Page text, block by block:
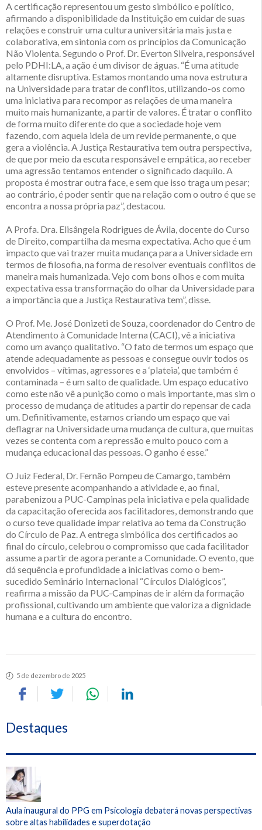
A certificação representou um gesto simbólico e político,
afirmando a disponibilidade da Instituição em cuidar de suas
relações e construir uma cultura universitária mais justa e
colaborativa, em sintonia com os princípios da Comunicação
Não Violenta. Segundo o Prof. Dr. Everton Silveira, responsável
pelo PDHI:LA, a ação é um divisor de águas. “É uma atitude
altamente disruptiva. Estamos montando uma nova estrutura
na Universidade para tratar de conflitos, utilizando-os como
uma iniciativa para recompor as relações de uma maneira
muito mais humanizante, a partir de valores. É tratar o conflito
de forma muito diferente do que a sociedade hoje vem
fazendo, com aquela ideia de um revide permanente, o que
gera a violência. A Justiça Restaurativa tem outra perspectiva,
de que por meio da escuta responsável e empática, ao receber
uma agressão tentamos entender o significado daquilo. A
proposta é mostrar outra face, e sem que isso traga um pesar;
ao contrário, é poder sentir que na relação com o outro é que se
encontra a nossa própria paz”, destacou.
A Profa. Dra. Elisângela Rodrigues de Ávila, docente do Curso
de Direito, compartilha da mesma expectativa. Acho que é um
impacto que vai trazer muita mudança para a Universidade em
termos de filosofia, na forma de resolver eventuais conflitos de
maneira mais humanizada. Vejo com bons olhos e com muita
expectativa essa transformação do olhar da Universidade para
a importância que a Justiça Restaurativa tem”, disse.
O Prof. Me. José Donizeti de Souza, coordenador do Centro de
Atendimento à Comunidade Interna (CACI), vê a iniciativa
como um avanço qualitativo. “O fato de termos um espaço que
atende adequadamente as pessoas e consegue ouvir todos os
envolvidos – vítimas, agressores e a ‘plateia’, que também é
contaminada – é um salto de qualidade. Um espaço educativo
como este não vê a punição como o mais importante, mas sim o
processo de mudança de atitudes a partir do repensar de cada
um. Definitivamente, estamos criando um espaço que vai
deflagrar na Universidade uma mudança de cultura, que muitas
vezes se contenta com a repressão e muito pouco com a
mudança educacional das pessoas. O ganho é esse.”
O Juiz Federal, Dr. Fernão Pompeu de Camargo, também
esteve presente acompanhando a atividade e, ao final,
parabenizou a PUC-Campinas pela iniciativa e pela qualidade
da capacitação oferecida aos facilitadores, demonstrando que
o curso teve qualidade ímpar relativa ao tema da Construção
do Círculo de Paz. A entrega simbólica dos certificados ao
final do círculo, celebrou o compromisso que cada facilitador
assume a partir de agora perante a Comunidade. O evento, que
dá sequência e profundidade a iniciativas como o bem-
sucedido Seminário Internacional “Círculos Dialógicos”,
reafirma a missão da PUC-Campinas de ir além da formação
profissional, cultivando um ambiente que valoriza a dignidade
humana e a cultura do encontro.
5 de dezembro de 2025
Destaques
Aula inaugural do PPG em Psicologia debaterá novas perspectivas
sobre altas habilidades e superdotação